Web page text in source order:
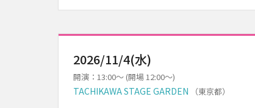
2026/11/4(水)
開演：13:00～ (開場 12:00～)
TACHIKAWA STAGE GARDEN （東京都）